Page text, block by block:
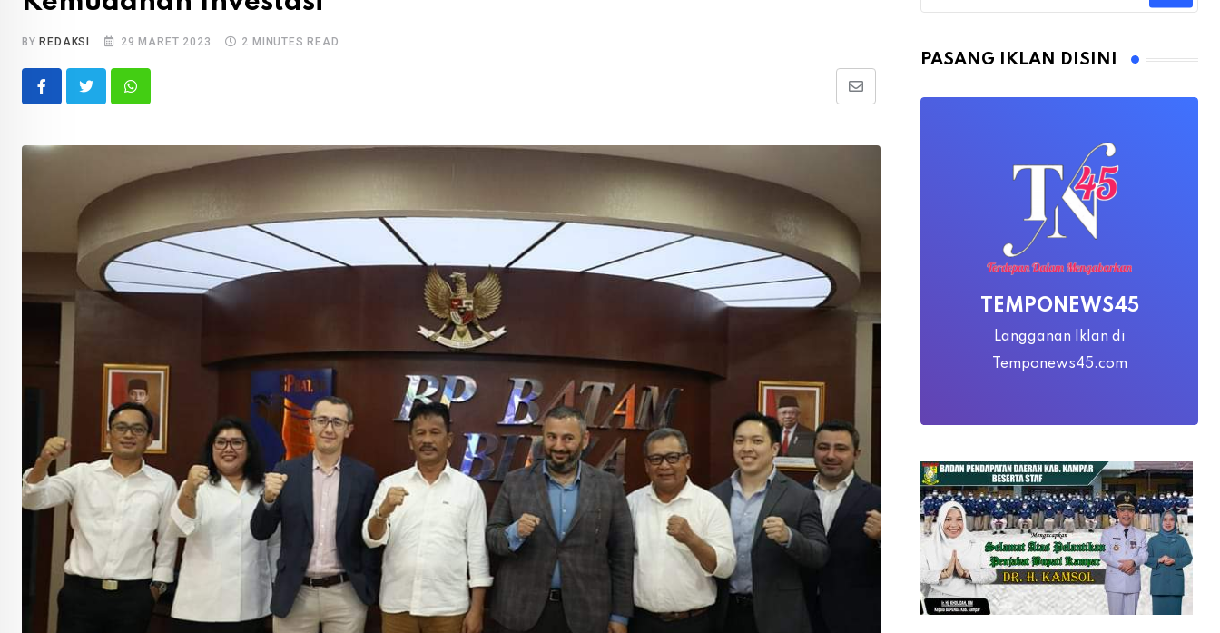
BY REDAKSI 29 MARET 2023 2 MINUTES READ
Whatsapp
Share
Email
PASANG IKLAN DISINI
TEMPONEWS45
Langganan Iklan di
Temponews45.com